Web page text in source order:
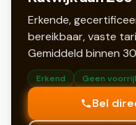
Erkende,
bereikbaar, vaste
Gemiddeld binnen 30
Erkend Geen
Bel